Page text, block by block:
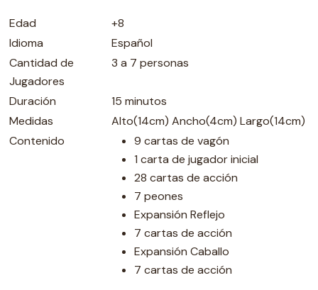
Edad
+8
Idioma
Español
Cantidad de
Jugadores
3 a 7 personas
Duración
15 minutos
Medidas
Alto(14cm) Ancho(4cm) Largo(14cm)
Contenido
9 cartas de vagón
1 carta de jugador inicial
28 cartas de acción
7 peones
Expansión Reflejo
7 cartas de acción
Expansión Caballo
7 cartas de acción